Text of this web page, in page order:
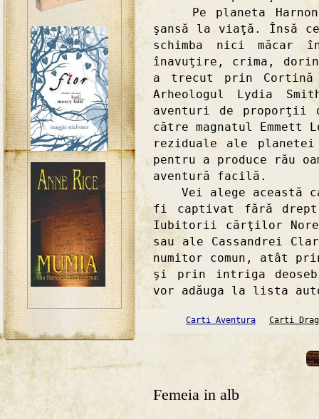
Pe planeta
şansă la viaţă. Însă
schimba nici măcar
înavuţire, crima,
a trecut prin Cortină
Arheologul Lydia
aventuri de proporţii
către magnatul
reziduale ale planetei
pentru a produce rău
aventură facilă.
Vei alege această
fi captivat fără drept
Iubitorii cărţilor
sau ale Cassandrei
numitor comun, atât
şi prin intriga
vor adăuga la lista
Carti Aventura Carti
Femeia in alb